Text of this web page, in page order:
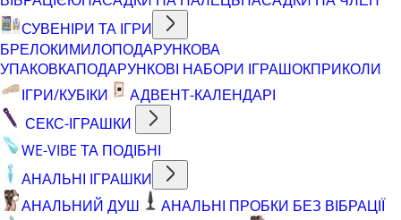
СУВЕНІРИ ТА ІГРИ
БРЕЛОКИМИЛОПОДАРУНКОВА
УПАКОВКАПОДАРУНКОВІ НАБОРИ ІГРАШОКПРИКОЛИ
ІГРИ/КУБІКИ
АДВЕНТ-КАЛЕНДАРІ
СЕКС-ІГРАШКИ
WE-VIBE ТА ПОДІБНІ
АНАЛЬНІ ІГРАШКИ
АНАЛЬНИЙ ДУШ
АНАЛЬНІ ПРОБКИ БЕЗ ВІБРАЦІЇ